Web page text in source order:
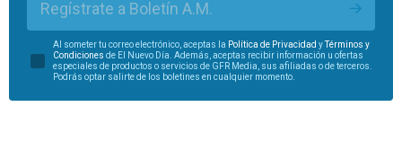
Regístrate a Boletín A.M.
Al someter tu correo electrónico, aceptas la Política de Privacidad yTérminos y
Condiciones de El Nuevo Día. Además, aceptas recibir información u ofertas
especiales de productos o servicios de GFR Media, sus afiliadas o de terceros.
Podrás optar salirte de los boletines en cualquier momento.